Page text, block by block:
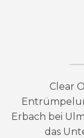
Clear
Erbach bei
das